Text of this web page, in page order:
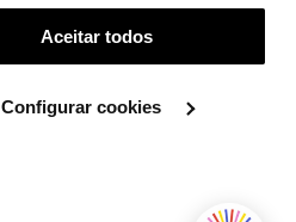
Aceitar todos
Configurar cookies